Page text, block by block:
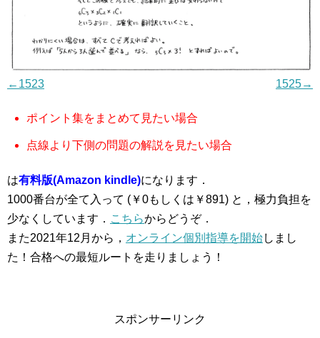
←1523 1525→
ポイント集をまとめて見たい場合
点線より下側の問題の解説を見たい場合
は有料版(Amazon kindle)になります．
1000番台が全て入って (￥0もしくは￥891) と，極力負担を
少なくしています． こちらからどうぞ．
また2021年12月から， オンライン個別指導を開始しまし
た！合格への最短ルートを走りましょう！
スポンサーリンク